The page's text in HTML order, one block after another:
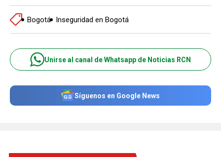
Bogotá Inseguridad en Bogotá
Unirse al canal de Whatsapp de Noticias RCN
Síguenos en Google News